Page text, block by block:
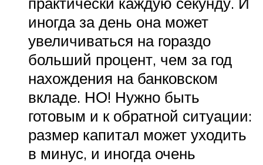
иногда за день она может
увеличиваться на гораздо
больший процент, чем за год
нахождения на банковском
вкладе. НО! Нужно быть
готовым и к обратной ситуации:
размер капитал может уходить
в минус, и иногда очень